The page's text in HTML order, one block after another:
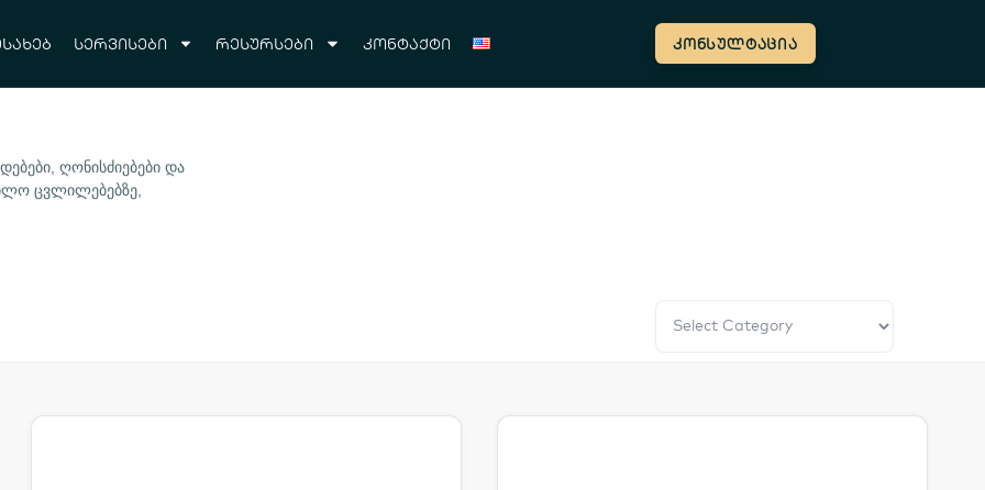
სერვისები რესურსები კონტაქტი კონსულტაცია
ღონისძიებები და
ცვლილებებზე,